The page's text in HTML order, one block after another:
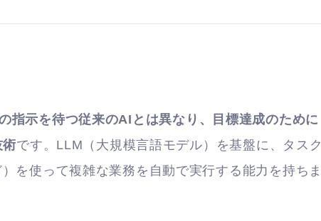
指示を待つ従来のAIとは異なり、目標達成のために
です。LLM（大規模言語モデル）を基盤に、タスク
を使って複雑な業務を自動で実行する能力を持ちま